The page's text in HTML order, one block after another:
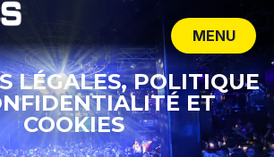
MENU
CLOSE
LÉGALES, POLITIQUE
ET
COOKIES